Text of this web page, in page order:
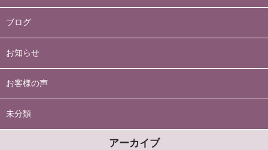
ブログ
お知らせ
お客様の声
未分類
アーカイブ